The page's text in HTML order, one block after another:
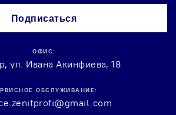
Newsletter:
Подписаться
ОФИС:
ул. Ивана Акинфиева, 18
ОБСЛУЖИВАНИЕ: